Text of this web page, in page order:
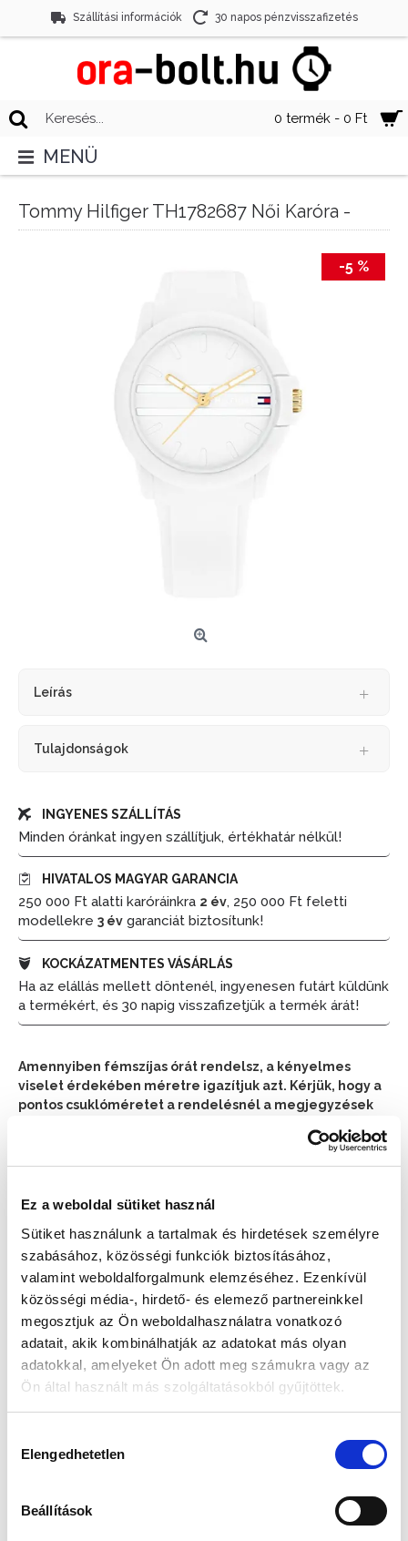
Ez a weboldal sütiket használ
Sütiket használunk a tartalmak és hirdetések személyre
szabásához, közösségi funkciók biztosításához,
valamint weboldalforgalmunk elemzéséhez. Ezenkívül
közösségi média-, hirdető- és elemező partnereinkkel
megosztjuk az Ön weboldalhasználatra vonatkozó
adatait, akik kombinálhatják az adatokat más olyan
adatokkal, amelyeket Ön adott meg számukra vagy az
Ön által használt más szolgáltatásokból gyűjtöttek.
kiválasztása
Elengedhetetlen
Beállítások
Szállítási információk 30 napos pénzvisszafizetés
0 termék - 0 Ft
MENÜ
Tommy Hilfiger TH1782687 Női Karóra -
-5 %
Leírás
Tulajdonságok
INGYENES SZÁLLÍTÁS
Minden óránkat ingyen szállítjuk, értékhatár nélkül!
HIVATALOS MAGYAR GARANCIA
250 000 Ft alatti karóráinkra 2 év, 250 000 Ft feletti
modellekre 3 év garanciát biztosítunk!
KOCKÁZATMENTES VÁSÁRLÁS
Ha az elállás mellett döntenél, ingyenesen futárt küldünk
a termékért, és 30 napig visszafizetjük a termék árát!
Amennyiben fémszíjas órát rendelsz, a kényelmes
viselet érdekében méretre igazítjuk azt. Kérjük, hogy a
pontos csuklóméretet a rendelésnél a megjegyzések
Augusztus 11. (Kedd)📦
Készleten:Nincs raktáron
45 900 Ft 43 605 Ft
Az elmúlt 30 nap legjobb ára: 43 605 Ft